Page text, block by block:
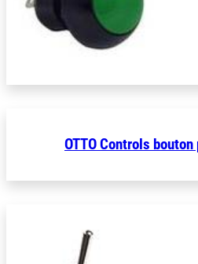
OTTO Controls